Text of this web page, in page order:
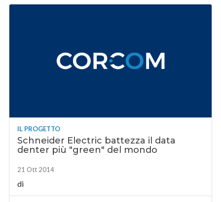
IL PROGETTO
Schneider Electric battezza il data
denter più "green" del mondo
21 Ott 2014
di